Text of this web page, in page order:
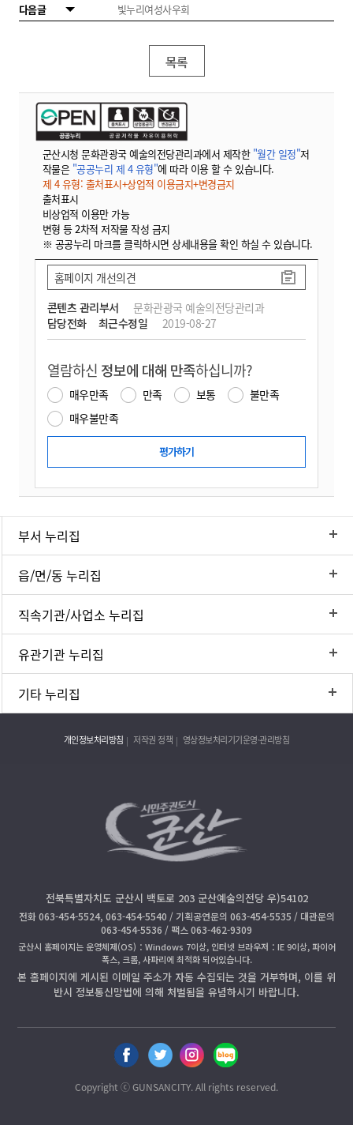
다음글
빛누리여성사우회
목록
군산시청 문화관광국 예술의전당관리과에서 제작한 "월간 일정"저
작물은 "공공누리 제 4 유형"에 따라 이용 할 수 있습니다.
제 4 유형: 출처표시+상업적 이용금지+변경금지
출처표시
비상업적 이용만 가능
변형 등 2차적 저작물 작성 금지
※ 공공누리 마크를 클릭하시면 상세내용을 확인 하실 수 있습니다.
콘텐츠 관리부서
문화관광국 예술의전당관리과
담당전화
최근수정일 2019-08-27
홈페이지 개선의견
열람하신 정보에 대해 만족하십니까?
매우만족 만족 보통
불만족
매우불만족
부서 누리집
읍/면/동 누리집
직속기관/사업소 누리집
유관기관 누리집
기타 누리집
개인정보처리방침 저작권 정책 영상정보처리기기운영·관리방침
전북특별자치도 군산시 백토로 203 군산예술의전당 우)54102
전화 063-454-5524, 063-454-5540 / 기획공연문의 063-454-5535 / 대관문의
063-454-5536 / 팩스 063-462-9309
군산시 홈페이지는 운영체제(OS)：Windows 7이상, 인터넷 브라우저：IE 9이상, 파이어
폭스, 크롬, 사파리에 최적화 되어있습니다.
본 홈페이지에 게시된 이메일 주소가 자동 수집되는 것을 거부하며, 이를 위
반시 정보통신망법에 의해 처벌됨을 유념하시기 바랍니다.
페
이
스
트
위
터
인
스
타
블
로
그
Copyright ⓒ GUNSANCITY. All rights reserved.